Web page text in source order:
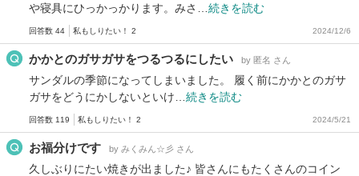
や寝具にひっかっかります。みさ… 続きを読む
回答数 44 私もしりたい！ 2 2024/12/6
かかとのガサガサをつるつるにしたい by 匿名 さん
サンダルの季節になってしまいました。 履く前にかかとのガサ
ガサをどうにかしないといけ… 続きを読む
回答数 119 私もしりたい！ 2 2024/5/21
お福分けです by みくみん☆彡 さん
久しぶりにたい焼きが出ました♪ 皆さんにもたくさんのコイン